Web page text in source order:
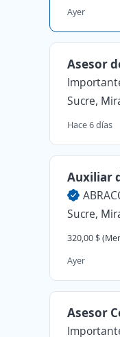
Ayer
Asesor
Sucre,
Hace 6 días
Auxiliar
Sucre,
320,00 $
Ayer
Asesor